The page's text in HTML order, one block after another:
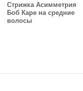
Стрижка Асимметрия
Боб Каре на средние
волосы